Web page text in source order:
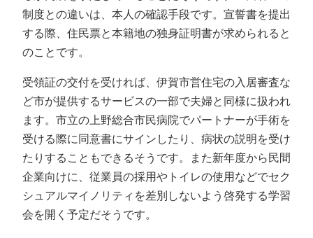
制度との違いは、本人の確認手段です。宣誓書を提出
する際、住民票と本籍地の独身証明書が求められると
のことです。
受領証の交付を受ければ、伊賀市営住宅の入居審査な
ど市が提供するサービスの一部で夫婦と同様に扱われ
ます。市立の上野総合市民病院でパートナーが手術を
受ける際に同意書にサインしたり、病状の説明を受け
たりすることもできるそうです。また新年度から民間
企業向けに、従業員の採用やトイレの使用などでセク
シュアルマイノリティを差別しないよう啓発する学習
会を開く予定だそうです。